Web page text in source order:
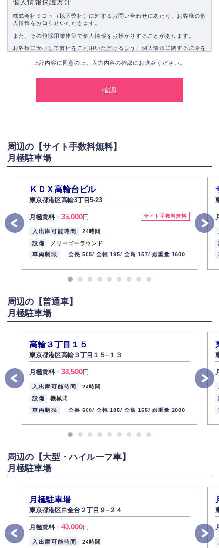
個人情報保護方針
株式会社ミコト（以下弊社）に対するお問い合わせにあたり、お客様の個
人情報をお知らせいただきます。
また、その他採用業務等で個人情報をお預かりすることがあります。
お客様に安心して弊社をご利用いただけるよう、個人情報に関する法令を
2.個人情報の利用
お問い合わせに対する回答、資料等の送付
採用に関する回答、情報の提供
弊社は取り扱う個人情報の外部への漏洩を防止し、その利用目的に応じて
適切かつ安全に管理します。
4.個人情報の第三者提供
法的義務など正当な理由に基づく要請があった場合を除き、お客様の個人
情報をご本人の同意なく第三者に提供いたしません。
5.個人情報の開示・訂正・削除
お客様ご本人から自己の個人情報開示の請求があった場合、すみやかに開
ん）。
また、個人情報の内容に誤りがあり、ご本人から訂正・追加・削除の請求
6.個人情報管理の社内教育
弊社社員全員が、個人情報の取り扱いについての重要性を理解し、より適
切に管理するよう社内教育を実施してまいります。
代表取締役社長 野口 幸男
上記内容に同意の上、入力内容の確認にお進みください。
周辺の【サイト手数料無料】
月極駐車場
ＫＤＸ高輪台ビル
東京都港区高輪3丁目5-23
サイト手数料無料
月極賃料： 35,000円
入出庫可能時間
24時間
設備
メリーゴーラウンド
車両制限
全長 505/ 全幅 195/ 全高 157/ 総重量 1600
周辺の【普通車】
月極駐車場
高輪３丁目１５
東京都港区高輪３丁目１５−１３
月極賃料： 38,500円
入出庫可能時間
24時間
設備
機械式
車両制限
全長 500/ 全幅 185/ 全高 155/ 総重量 2000
周辺の【大型・ハイルーフ車】
月極駐車場
月極駐車場
東京都港区白金台２丁目９−２４
月極賃料： 40,000円
入出庫可能時間
24時間